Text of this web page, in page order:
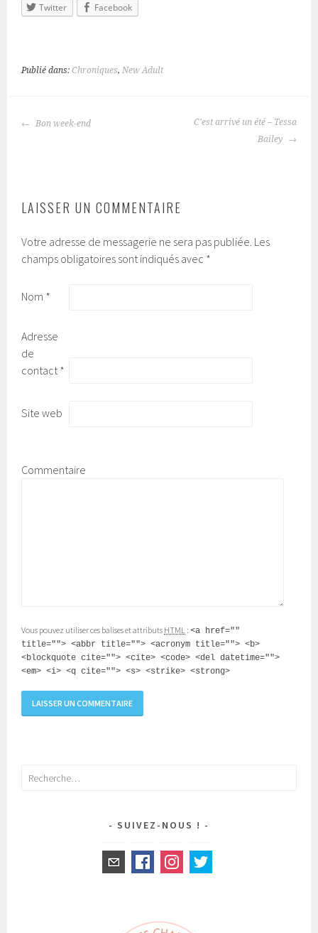
Twitter
Facebook
Publié dans:Chroniques, New Adult
Bon week-end
C’est arrivé un été – Tessa
Bailey
LAISSER UN COMMENTAIRE
Votre adresse de messagerie ne sera pas publiée. Les
champs obligatoires sont indiqués avec *
Nom *
Adresse
de
contact *
Site web
Commentaire
Vous pouvez utiliser ces balises et attributs HTML :<a href=""
title=""> <abbr title=""> <acronym title=""> <b>
<blockquote cite=""> <cite> <code> <del datetime="">
<em> <i> <q cite=""> <s> <strike> <strong>
Rechercher :
SUIVEZ-NOUS !